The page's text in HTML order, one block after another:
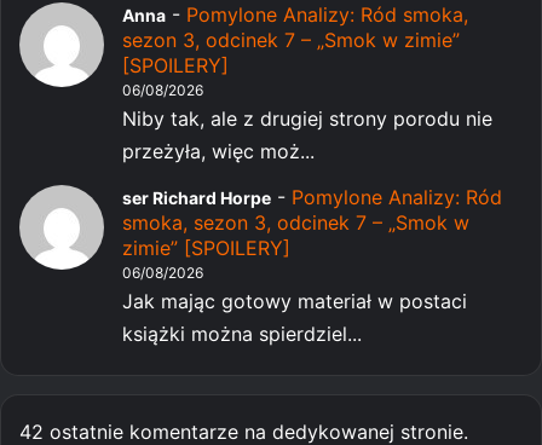
Anna - Pomylone Analizy: Ród smoka,
sezon 3, odcinek 7 – „Smok w zimie”
[SPOILERY]
06/08/2026
Niby tak, ale z drugiej strony porodu nie
przeżyła, więc moż...
ser Richard Horpe - Pomylone Analizy: Ród
smoka, sezon 3, odcinek 7 – „Smok w
zimie” [SPOILERY]
06/08/2026
Jak mając gotowy materiał w postaci
książki można spierdziel...
42 ostatnie komentarze na dedykowanej stronie.